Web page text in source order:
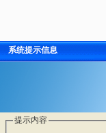
系统提示信息
提示内容